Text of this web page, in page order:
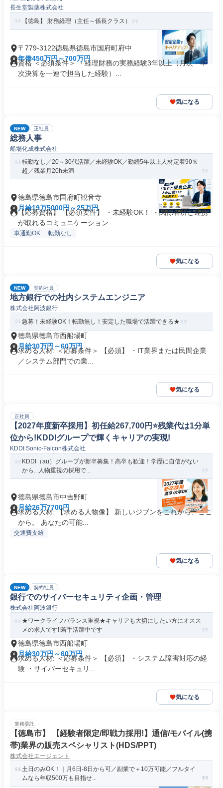
長生堂製薬株式会社
【徳島】 財務経理（主任～係長クラス）
〒779-3122徳島県徳島市国府町府中
年俸450万円～700万円
資格 ＜必須条件＞ ・経理財務の実務経験3年以上（月次・年
次決算を一連で担当した経験）...
気になる
NEW 正社員
総務人事
船場化成株式会社
転勤なし／20～30代活躍／未経験OK／勤続5年以上人材定着90％
超／残業月20h未満
徳島県徳島市国府町観音寺
月給19万5000円～25万円
【応募資格】 【必須要件】 ・未経験OK！ ・関係各所と連携
が取れるコミュニケーション...
車通勤OK 転勤なし
気になる
NEW 契約社員
地方銀行での社内システムエンジニア
株式会社阿波銀行
急募！未経験OK！転勤無し！安定した職場で活躍できる★
徳島県徳島市西船場町
月給30万円～60万円
求める人材: ＜応募条件＞ 【必須】 ・IT業界または民間企業
／システム部門での業...
気になる
正社員
【2027年度新卒採用】初任給267,700円⭐️残業代は1分単
位から!KDDIグループで輝くキャリアの実現!
KDDI Sonic-Falcon株式会社
KDDI（au）グループが新卒募集！高卒も歓迎！学歴に自信がない
から.. 人物重視の採用で...
徳島県徳島市中吉野町
月給26万7700円
求める人材: 【求める人物像】 新しいジブンをこれから、ここ
から。 あなたの可能...
交通費支給
気になる
NEW 契約社員
銀行でのサイバーセキュリティ企画・管理
株式会社阿波銀行
★ワークライフバランス重視★キャリアも大切にしたい方にオスス
メの求人です!!若手活躍中です
徳島県徳島市西船場町
月給30万円～60万円
求める人材: ＜応募条件＞ 【必須】 ・システム障害対応の経
験 ・サイバーセキュリ...
気になる
業務委託
【徳島市】 【経験者限定/即戦力採用!】通信/モバイル(携
帯)業界の販売スペシャリスト(HDS/PPT)
株式会社エージェント
土日のみOK！｜月6日-8日から可／副業で＋10万可能／フルタイ
ムなら年収500万も目指せ...